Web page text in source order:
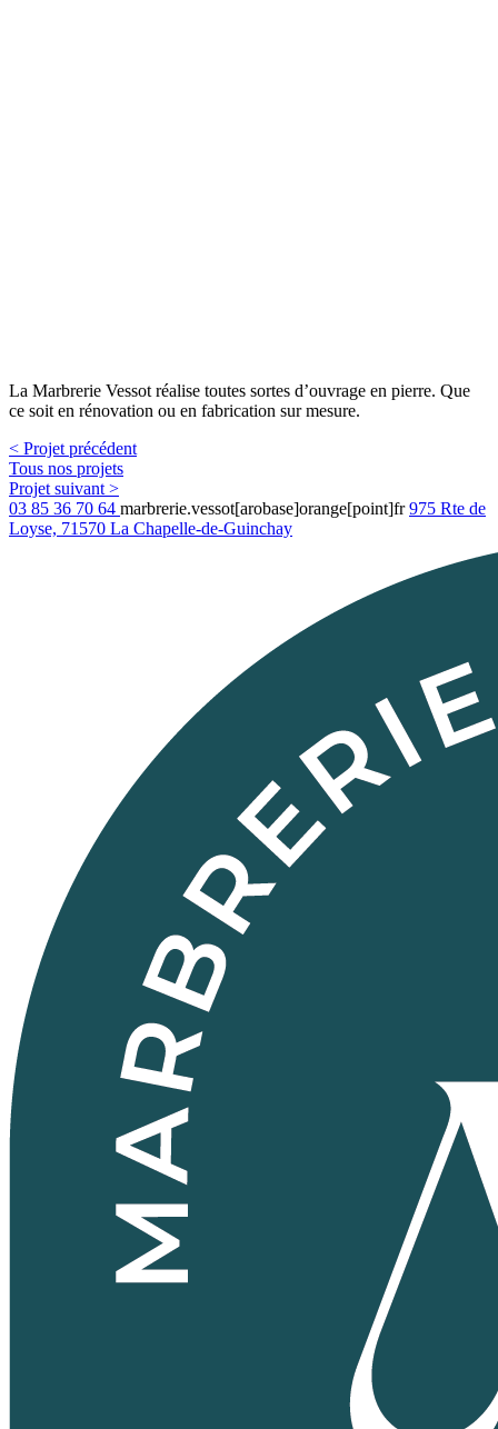
La Marbrerie Vessot réalise toutes sortes d’ouvrage en pierre. Que
ce soit en rénovation ou en fabrication sur mesure.
< Projet précédent
Tous nos projets
Projet suivant >
03 85 36 70 64 marbrerie.vessot[arobase]orange[point]fr975 Rte de
Loyse, 71570 La Chapelle-de-Guinchay